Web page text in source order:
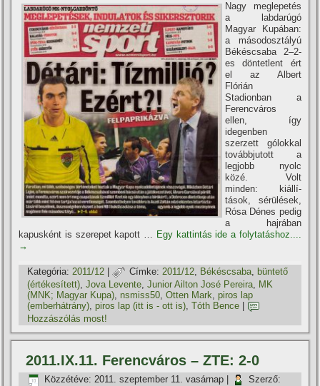
Nagy meglepetés
a labdarúgó
Magyar Kupában:
a másodosztályú
Békéscsaba 2–2-
es döntetlent ért
el az Albert
Flórián
Stadionban a
Ferencváros
ellen, í­gy
idegenben
szerzett gólokkal
továbbjutott a
legjobb nyolc
közé. Volt
minden: kiállí­
tások, sérülések,
Rósa Dénes pedig
a hajrában
kapusként is szerepet kapott … Egy kattintás ide a folytatáshoz....
→
Kategória: 2011/12 | Címke: 2011/12, Békéscsaba, büntető
(értékesí­tett),Jova Levente,Junior Ailton José Pereira, MK
(MNK; Magyar Kupa), nsmiss50,Otten Mark,piros lap
(emberhátrány),piros lap (itt is - ott is),Tóth Bence
Hozzászólás most!
2011.IX.11. Ferencváros – ZTE: 2-0
Közzétéve: 2011. szeptember 11. vasárnap
Szerző: